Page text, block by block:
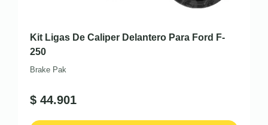
Kit Ligas De Caliper Delantero Para Ford F-
250
Brake Pak
$ 44.901